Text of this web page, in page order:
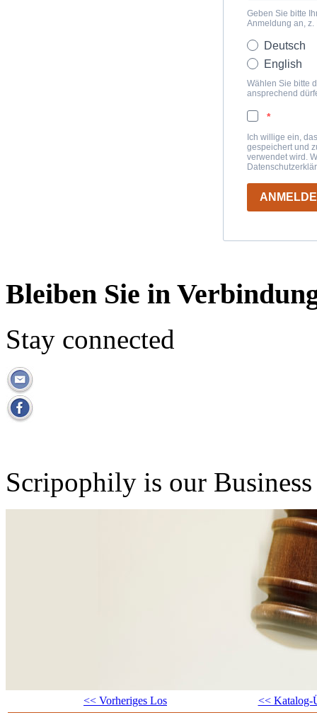
Geben Sie bitte
Anmeldung an, z.
Deutsch
English
Wählen Sie bitte
ansprechend
Ich willige ein,
gespeichert und
verwendet wird.
Bleiben Sie in
Stay connected
Scripophily is our
<< Vorheriges Los
<< Katalog-